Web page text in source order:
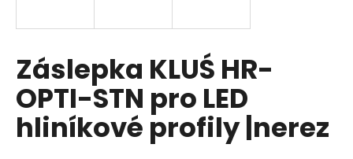
Záslepka KLUŚ HR-
OPTI-STN pro LED
hliníkové profily |nerez
í
t
?